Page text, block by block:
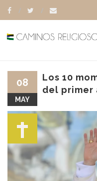
Los 10
del primer
08
MAY